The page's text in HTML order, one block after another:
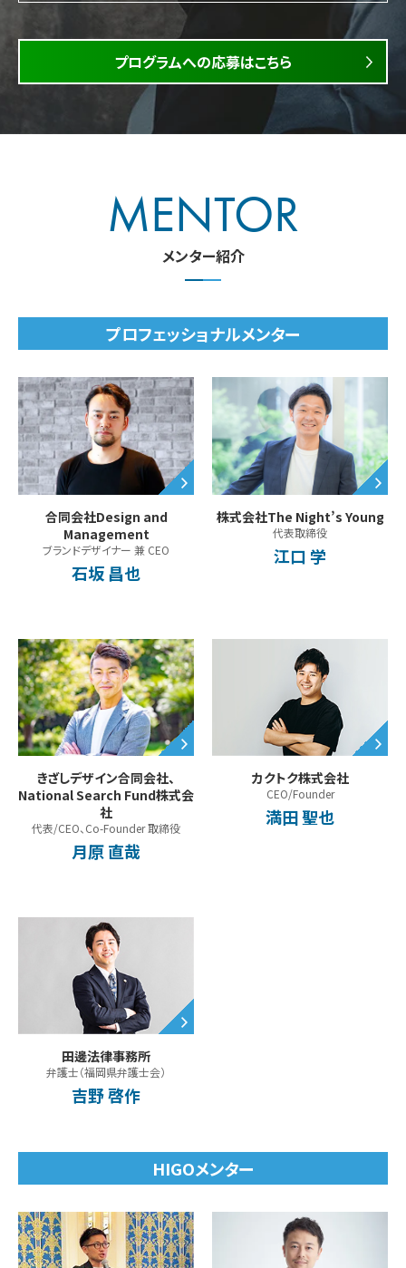
プログラムへの応募はこちら
メンター紹介
MENTOR
プロフェッショナルメンター
合同会社Design and
Management
ブランドデザイナー 兼 CEO
石坂 昌也
株式会社The Night’s Young
代表取締役
江口 学
きざしデザイン合同会社、
National Search Fund株式会
社
代表/CEO、Co-Founder 取締役
月原 直哉
カクトク株式会社
CEO/Founder
満田 聖也
田邊法律事務所
弁護士（福岡県弁護士会）
吉野 啓作
HIGOメンター